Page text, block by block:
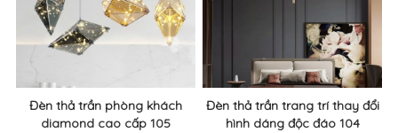
Đèn thả trần phòng khách
diamond cao cấp 105
Đèn thả trần trang trí thay đổi
hình dáng độc đáo 104